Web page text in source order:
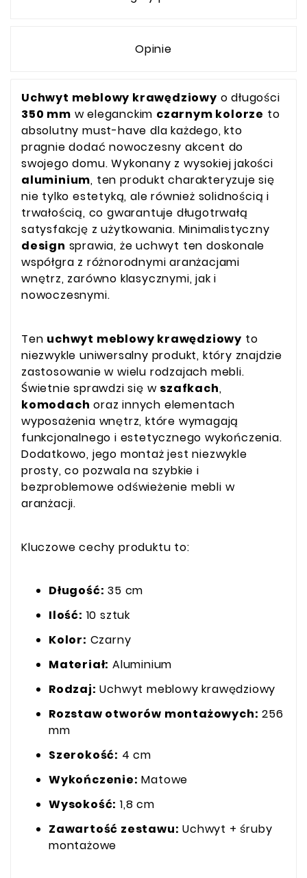
Opinie
Uchwyt meblowy krawędziowy o długości
350 mm w eleganckim czarnym kolorze to
absolutny must-have dla każdego, kto
pragnie dodać nowoczesny akcent do
swojego domu. Wykonany z wysokiej jakości
aluminium, ten produkt charakteryzuje się
nie tylko estetyką, ale również solidnością i
trwałością, co gwarantuje długotrwałą
satysfakcję z użytkowania. Minimalistyczny
design sprawia, że uchwyt ten doskonale
współgra z różnorodnymi aranżacjami
wnętrz, zarówno klasycznymi, jak i
nowoczesnymi.
Ten uchwyt meblowy krawędziowy to
niezwykle uniwersalny produkt, który znajdzie
zastosowanie w wielu rodzajach mebli.
Świetnie sprawdzi się w szafkach,
komodach oraz innych elementach
wyposażenia wnętrz, które wymagają
funkcjonalnego i estetycznego wykończenia.
Dodatkowo, jego montaż jest niezwykle
prosty, co pozwala na szybkie i
bezproblemowe odświeżenie mebli w
aranżacji.
Kluczowe cechy produktu to:
Długość: 35 cm
Ilość: 10 sztuk
Kolor: Czarny
Materiał: Aluminium
Rodzaj: Uchwyt meblowy krawędziowy
Rozstaw otworów montażowych: 256
mm
Szerokość: 4 cm
Wykończenie: Matowe
Wysokość: 1,8 cm
Zawartość zestawu: Uchwyt + śruby
montażowe